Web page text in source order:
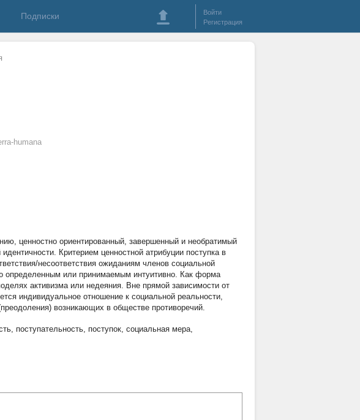
Подписки
Войти
Регистрация
humana
ценностно ориентированный, завершенный и необратимый
Критерием ценностной атрибуции поступка в
несоответствия ожиданиям членов социальной
определенным или принимаемым интуитивно. Как форма
активизма или недеяния. Вне прямой зависимости от
индивидуальное отношение к социальной реальности,
возникающих в обществе противоречий.
, поступательность, поступок, социальная мера,